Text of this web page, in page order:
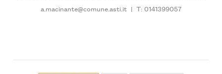
a.macinante@comune.asti.it | T: 0141399057